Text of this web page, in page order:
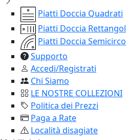
Piatti Doccia Quadrati
Piatti Doccia
Piatti Doccia
Supporto
Accedi/Registrati
Chi Siamo
LE NOSTRE COLLEZIONI
Politica dei Prezzi
Paga a Rate
Località disagiate